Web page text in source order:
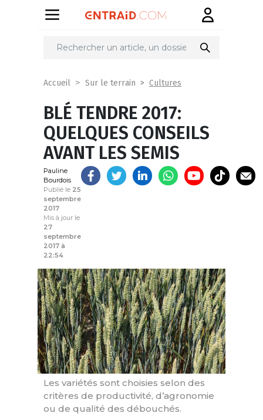
Partager
Accueil Sur le terrain Cultures
BLÉ TENDRE 2017:
QUELQUES CONSEILS
AVANT LES SEMIS
Pauline
Bourdois
Publié le 25
septembre
2017
Mis à jour le
27
septembre
2017 à
22:54
Les variétés sont choisies selon des
critères de productivité, d’agronomie
ou de qualité des débouchés.